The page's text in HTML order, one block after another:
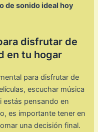
de sonido ideal hoy
disfrutar de
en tu hogar
para disfrutar de
escuchar música
estás pensando en
es importante tener en
una decisión final.